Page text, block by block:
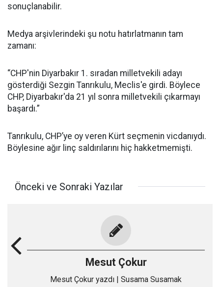
sonuçlanabilir.
Medya arşivlerindeki şu notu hatırlatmanın tam
zamanı:
“CHP'nin Diyarbakır 1. sıradan milletvekili adayı
gösterdiği Sezgin Tanrıkulu, Meclis'e girdi. Böylece
CHP, Diyarbakır'da 21 yıl sonra milletvekili çıkarmayı
başardı.”
Tanrıkulu, CHP’ye oy veren Kürt seçmenin vicdanıydı.
Böylesine ağır linç saldırılarını hiç hakketmemişti.
Önceki ve Sonraki Yazılar
Mesut Çokur
Mesut Çokur yazdı | Susama Susamak